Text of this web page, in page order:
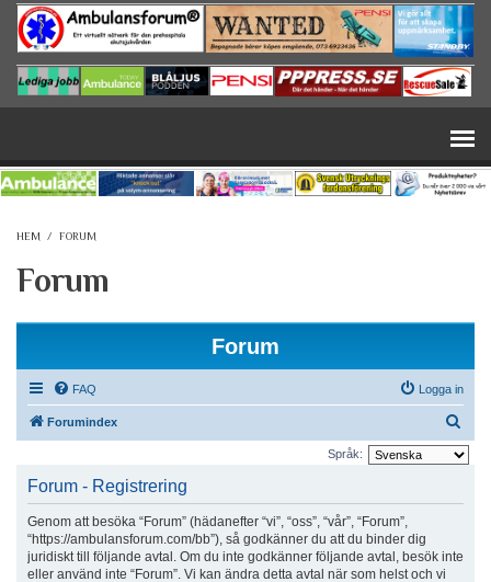
Hoppa till huvudinnehåll
HEM / FORUM
Forum